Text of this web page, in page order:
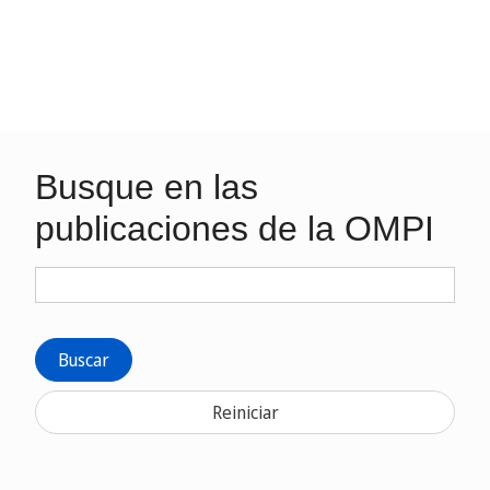
Busque en las
publicaciones de la OMPI
Buscar
Reiniciar